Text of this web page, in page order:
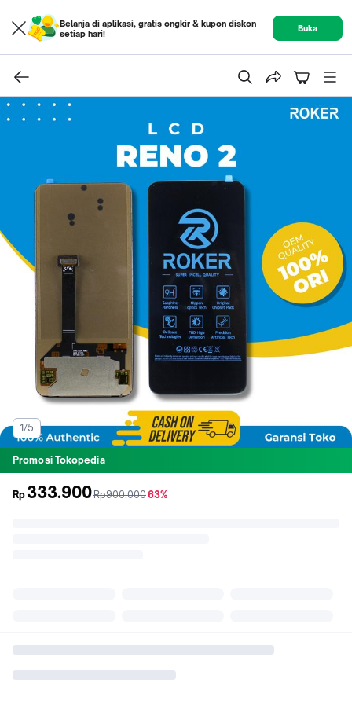
Belanja di aplikasi, gratis ongkir & kupon diskon
setiap hari!
Buka
1/5
Promosi Tokopedia
Rp 333.900sebelum
Rp900.000diskon
63%